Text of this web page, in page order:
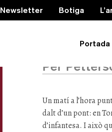
Newsletter Botiga
Portada
M’hi
Per
Un matí a l’hora
dalt d’un pont: en
d’infantesa. I això